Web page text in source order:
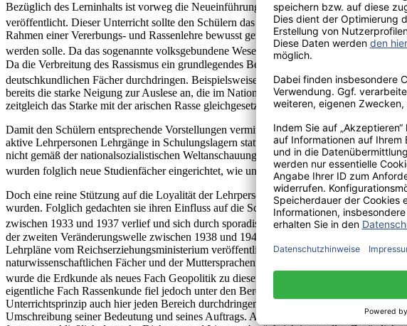
Bezüglich des Lerninhalts ist vorweg die Neueinführung des Fachs Rassenkunde zu
veröffentlicht. Dieser Unterricht sollte den Schülern das deutsche Wesen, das durch
Rahmen einer Vererbungs- und Rassenlehre bewusst gemacht werden, dass die
werden solle. Da das sogenannte volksgebundene Wesen im Unterbewusstsein
Da die Verbreitung des Rassismus ein grundlegendes Bedürfnis der Nationalsozialisten
deutschkundlichen Fächer durchdringen. Beispielsweise sollte im Geschichtsunterricht
bereits die starke Neigung zur Auslese an, die im Nationalsozialismus vorherrschte. Es
zeitgleich das Starke mit der arischen Rasse gleichgesetzt wurde. Den Schülern sollte
Damit den Schülern entsprechende Vorstellungen vermittelt werden konnten, waren
aktive Lehrpersonen Lehrgänge in Schulungslagern statt, in denen sie eine
nicht gemäß der nationalsozialistischen Weltanschauung präsentierten. Eine
wurden folglich neue Studienfächer eingerichtet, wie unter anderem Rassen- und
Doch eine reine Stützung auf die Loyalität der Lehrpersonen war für die
wurden. Folglich gedachten sie ihren Einfluss auf die Schule größtmöglich zu gestalten
zwischen 1933 und 1937 verlief und sich durch sporadische und vorläufige Erlasse und
der zweiten Veränderungswelle zwischen 1938 und 1942 erfolgte der Eingriff in den
Lehrpläne vom Reichserziehungsministerium veröffentlicht, sodass nun eine strenge
naturwissenschaftlichen Fächer und der Muttersprachenunterricht. So fielen von nun
wurde die Erdkunde als neues Fach Geopolitik zu diesem Fächerbereich gezählt, mit
eigentliche Fach Rassenkunde fiel jedoch unter den Bereich der Naturwissenschaften,
Unterrichtsprinzip auch hier jeden Bereich durchdringen, jedoch fanden im
Umschreibung seiner Bedeutung und seines Auftrags. Als zusätzliche